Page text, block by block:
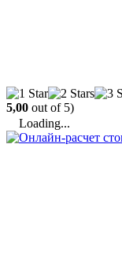
5,00 out of 5)
Loading...